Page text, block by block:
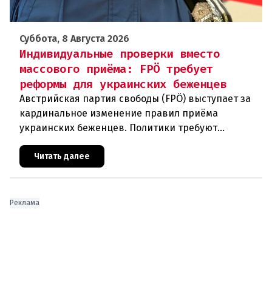
Суббота, 8 Августа 2026
Индивидуальные проверки вместо
массового приёма: FPÖ требует
реформы для украинских беженцев
Австрийская партия свободы (FPÖ) выступает за
кардинальное изменение правил приёма
украинских беженцев. Политики требуют
отменить автоматическое предоставление
убежища и ввести индивидуальные проверки
Читать далее
Реклама